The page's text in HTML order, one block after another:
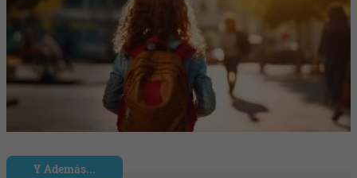
Y Además...